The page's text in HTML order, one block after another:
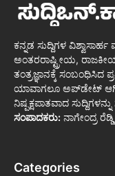
ಕನ್ನಡ ಸುದ್ದಿಗಳ
ಅಂತರರಾಷ್ಟ್ರೀಯ,
ತಂತ್ರಜ್ಞಾನಕ್ಕೆ
ಯಾವಾಗಲೂ ಅಪ್‌ಡೇಟ್
ನಿಷ್ಪಕ್ಷಪಾತವಾದ
ಸಂಪಾದಕರು: ನಾಗೇಂದ್ರ
Categories